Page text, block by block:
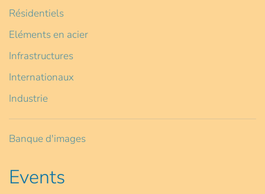
Résidentiels
Eléments en acier
Infrastructures
Internationaux
Industrie
Banque d'images
Events